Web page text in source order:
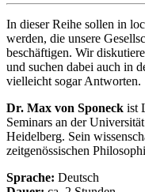
In dieser Reihe sollen in
werden, die unsere
beschäftigen. Wir
und suchen dabei auch in
vielleicht sogar Antworten.
Dr. Max von Sponeck ist
Seminars an der
Heidelberg. Sein
zeitgenössischen
Sprache: Deutsch